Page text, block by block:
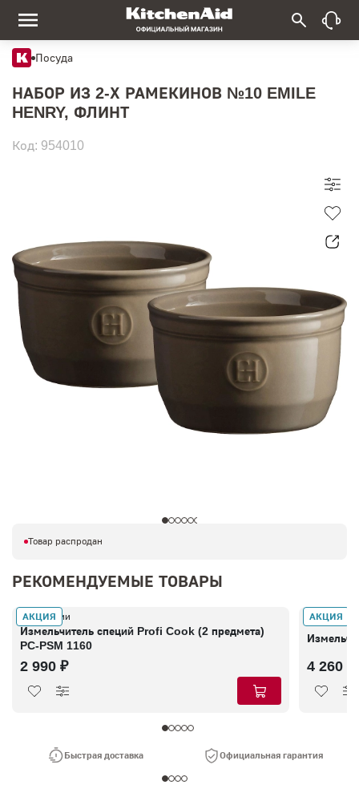
Посуда
НАБОР ИЗ 2-Х РАМЕКИНОВ №10 EMILE
HENRY, ФЛИНТ
Код: 954010
Товар распродан
РЕКОМЕНДУЕМЫЕ ТОВАРЫ
АКЦИЯ
В наличии
Измельчитель специй Profi Cook (2 предмета)
PC-PSM 1160
2 990 ₽
АКЦИЯ
В наличии
4 260 ₽
Быстрая доставка Официальная гарантия